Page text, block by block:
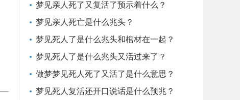
梦见亲人死了又复活了预示着什么？
梦见亲人死亡是什么兆头？
梦见死人了是什么兆头和棺材在一起？
梦见死人了是什么兆头又活过来了？
做梦梦见死人死了又活了是什么意思？
梦见死人复活还开口说话是什么预兆？